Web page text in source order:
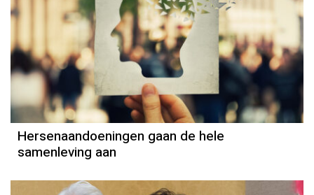
Hersenaandoeningen gaan de hele
samenleving aan